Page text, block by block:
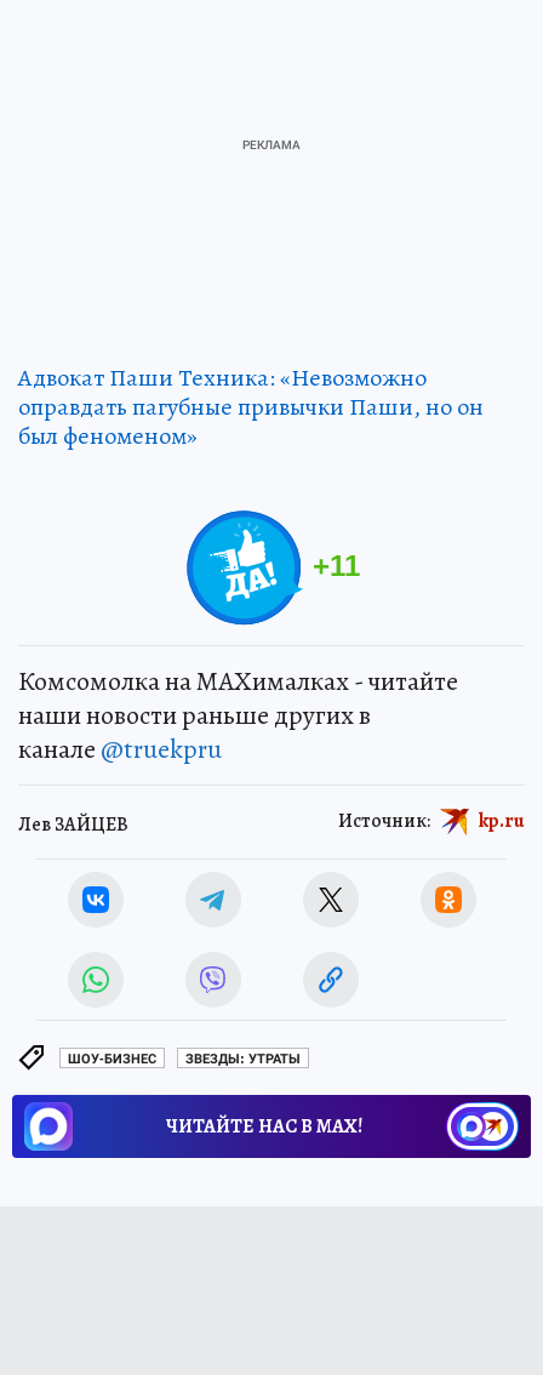
Адвокат Паши Техника: «Невозможно
оправдать пагубные привычки Паши, но он
был феноменом»
+11
Комсомолка на MAXималках - читайте
наши новости раньше других в
канале @truekpru
Лев ЗАЙЦЕВ Источник: kp.ru
ШОУ-БИЗНЕС ЗВЕЗДЫ: УТРАТЫ
ЧИТАЙТЕ НАС В МАХ!